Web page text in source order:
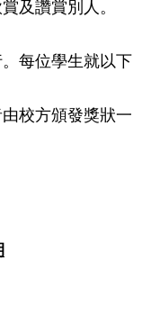
及讚賞別人。
每位學生就以下
校方頒發獎狀一